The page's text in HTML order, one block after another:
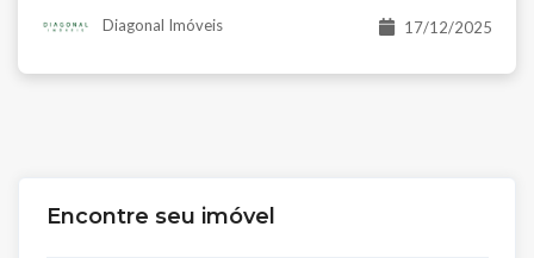
Encontre seu imóvel
Diagonal Imóveis 17/12/2025